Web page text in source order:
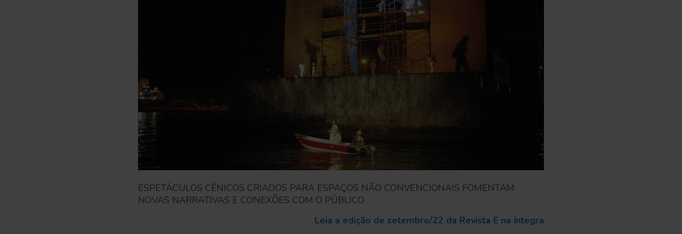
ESPETÁCULOS CÊNICOS CRIADOS PARA ESPAÇOS NÃO CONVENCIONAIS FOMENTAM
NOVAS NARRATIVAS E CONEXÕES COM O PÚBLICO
Leia a edição de setembro/22 da Revista E na íntegra